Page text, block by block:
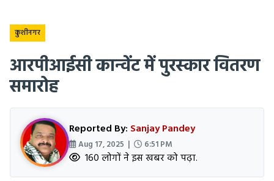
कुशीनगर
आरपीआईसी कान्वेंट में पुरस्कार वितरण
समारोह
Reported By: Sanjay Pandey
Aug 17, 2025 | 6:51 PM
160 लोगों ने इस खबर को पढ़ा.